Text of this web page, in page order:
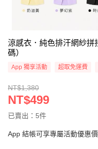
涼感衣．純色排汗網紗拼
碼）
App 獨享活動 超取免運費
NT$1,380
NT$499
已賣出：5件
App 結帳可享專屬活動優惠價